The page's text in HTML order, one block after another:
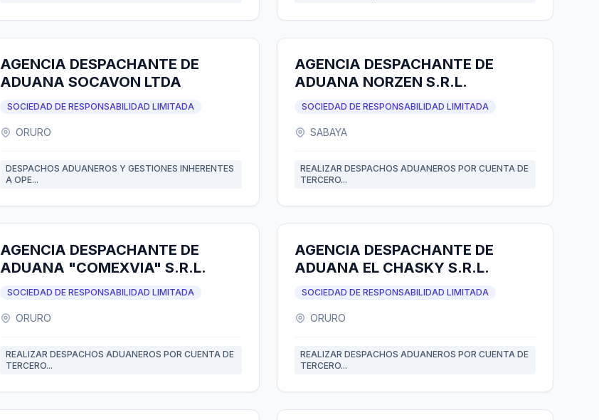
AGENCIA DESPACHANTE DE
ADUANA SOCAVON LTDA
SOCIEDAD DE RESPONSABILIDAD LIMITADA
ORURO
DESPACHOS ADUANEROS Y GESTIONES INHERENTES
A OPE...
AGENCIA DESPACHANTE DE
ADUANA NORZEN S.R.L.
SOCIEDAD DE RESPONSABILIDAD LIMITADA
SABAYA
REALIZAR DESPACHOS ADUANEROS POR CUENTA DE
TERCERO...
AGENCIA DESPACHANTE DE
ADUANA "COMEXVIA" S.R.L.
SOCIEDAD DE RESPONSABILIDAD LIMITADA
ORURO
REALIZAR DESPACHOS ADUANEROS POR CUENTA DE
TERCERO...
AGENCIA DESPACHANTE DE
ADUANA EL CHASKY S.R.L.
SOCIEDAD DE RESPONSABILIDAD LIMITADA
ORURO
REALIZAR DESPACHOS ADUANEROS POR CUENTA DE
TERCERO...